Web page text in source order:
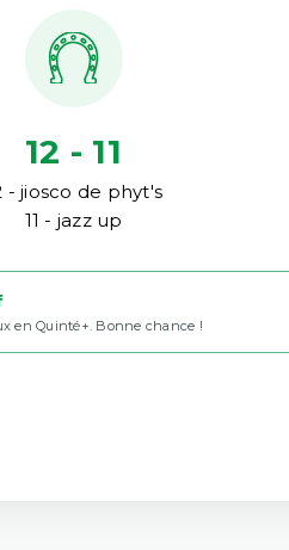
12 - 11
- jiosco de phyt's
11 - jazz up
en Quinté+. Bonne chance !